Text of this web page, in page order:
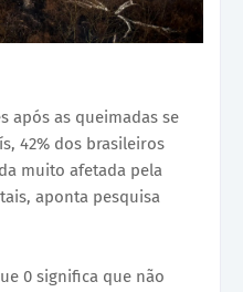
após as queimadas se
42% dos brasileiros
muito afetada pela
aponta pesquisa
0 significa que não